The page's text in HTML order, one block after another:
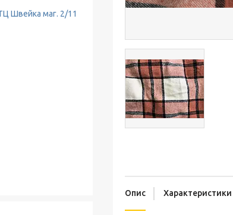
Опис Характеристики
Швейка маг. 2/11